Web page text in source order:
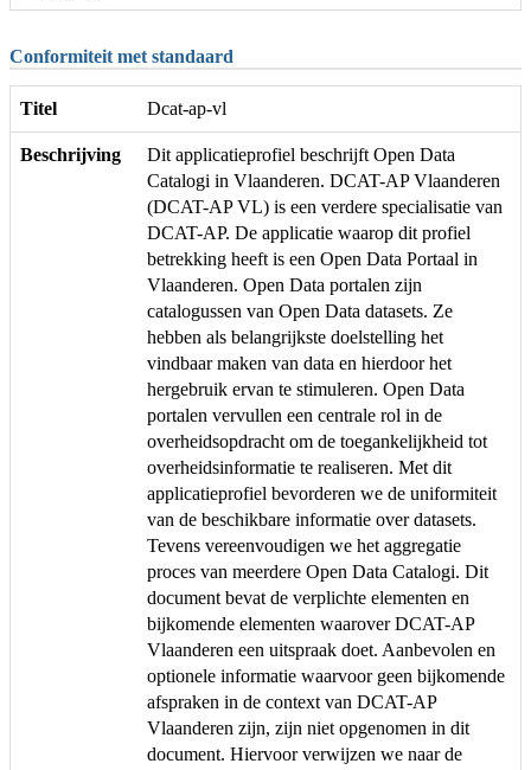
Conformiteit met standaard
Titel Dcat-ap-vl
Beschrijving
Dit applicatieprofiel beschrijft Open Data
Catalogi in Vlaanderen. DCAT-AP Vlaanderen
(DCAT-AP VL) is een verdere specialisatie van
DCAT-AP. De applicatie waarop dit profiel
betrekking heeft is een Open Data Portaal in
Vlaanderen. Open Data portalen zijn
catalogussen van Open Data datasets. Ze
hebben als belangrijkste doelstelling het
vindbaar maken van data en hierdoor het
hergebruik ervan te stimuleren. Open Data
portalen vervullen een centrale rol in de
overheidsopdracht om de toegankelijkheid tot
overheidsinformatie te realiseren. Met dit
applicatieprofiel bevorderen we de uniformiteit
van de beschikbare informatie over datasets.
Tevens vereenvoudigen we het aggregatie
proces van meerdere Open Data Catalogi. Dit
document bevat de verplichte elementen en
bijkomende elementen waarover DCAT-AP
Vlaanderen een uitspraak doet. Aanbevolen en
optionele informatie waarvoor geen bijkomende
afspraken in de context van DCAT-AP
Vlaanderen zijn, zijn niet opgenomen in dit
document. Hiervoor verwijzen we naar de